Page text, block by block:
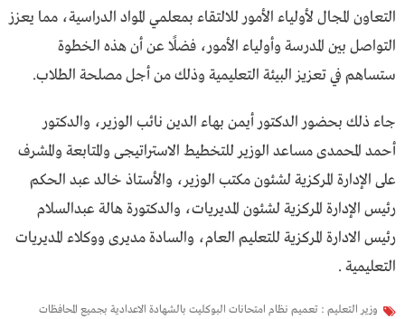
التعاون المجال لأولياء الأمور للالتقاء بمعلمي المواد الدراسية، مما يعزز
التواصل بين المدرسة وأولياء الأمور، فضلًا عن أن هذه الخطوة
ستساهم في تعزيز البيئة التعليمية وذلك من أجل مصلحة الطلاب.
جاء ذلك بحضور الدكتور أيمن بهاء الدين نائب الوزير، والدكتور
أحمد المحمدى مساعد الوزير للتخطيط الاستراتيجى والمتابعة والمشرف
على الإدارة المركزية لشئون مكتب الوزير، والأستاذ خالد عبد الحكم
رئيس الإدارة المركزية لشئون المديريات، والدكتورة هالة عبدالسلام
رئيس الادارة المركزية للتعليم العام، والسادة مديرى ووكلاء المديريات
التعليمية .
وزير التعليم : تعميم نظام امتحانات البوكليت بالشهادة الاعدادية بجميع المحافظات